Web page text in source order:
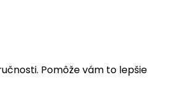
Pomôže vám to lepšie